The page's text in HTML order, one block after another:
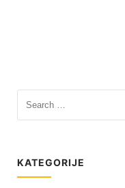
KATEGORIJE